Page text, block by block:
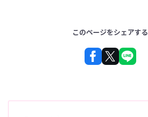
このページをシェアする